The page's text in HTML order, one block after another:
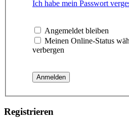
Ich habe mein Passwort
Angemeldet bleiben
Meinen Online-Status
verbergen
Registrieren